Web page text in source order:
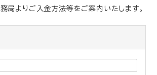
局よりご入金方法等をご案内いたします。